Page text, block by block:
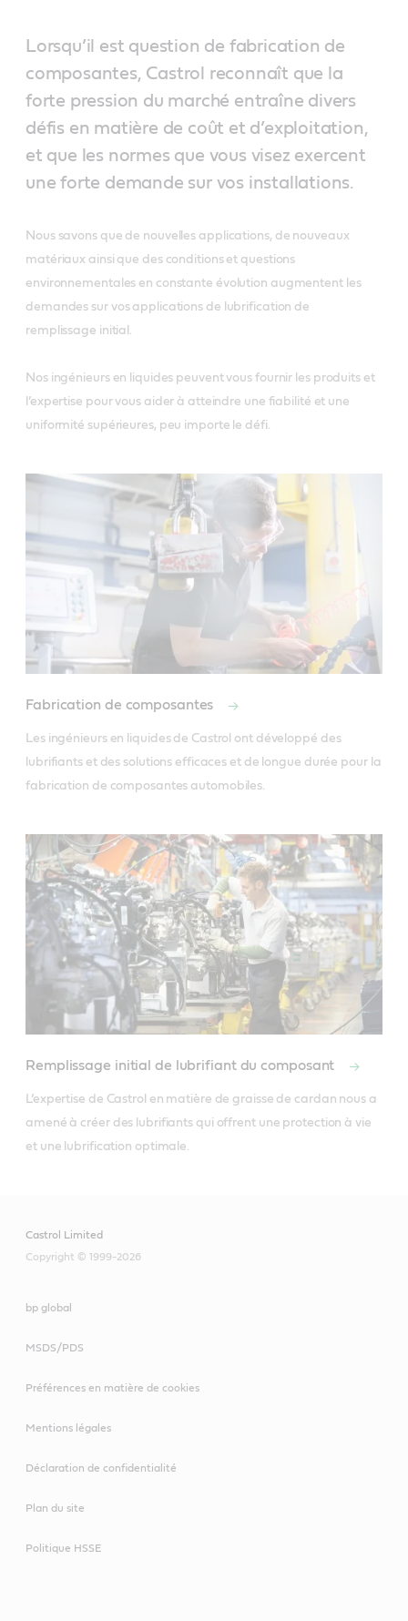
Lorsqu’il est question de fabrication de
composantes, Castrol reconnaît que la
forte pression du marché entraîne divers
défis en matière de coût et d’exploitation,
et que les normes que vous visez exercent
une forte demande sur vos installations.
Nous savons que de nouvelles applications, de nouveaux
matériaux ainsi que des conditions et questions
environnementales en constante évolution augmentent les
demandes sur vos applications de lubrification de
remplissage initial.
Nos ingénieurs en liquides peuvent vous fournir les produits et
l’expertise pour vous aider à atteindre une fiabilité et une
uniformité supérieures, peu importe le défi.
Fabrication de composantes
Les ingénieurs en liquides de Castrol ont développé des
lubrifiants et des solutions efficaces et de longue durée pour la
fabrication de composantes automobiles.
Remplissage initial de lubrifiant du composant
L’expertise de Castrol en matière de graisse de cardan nous a
amené à créer des lubrifiants qui offrent une protection à vie
et une lubrification optimale.
Castrol Limited
Copyright © 1999-2026
bp global
MSDS/PDS
Préférences en matière de cookies
Mentions légales
Déclaration de confidentialité
Plan du site
Politique HSSE